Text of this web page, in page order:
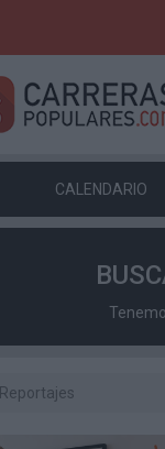
CALENDARIO
Reportajes